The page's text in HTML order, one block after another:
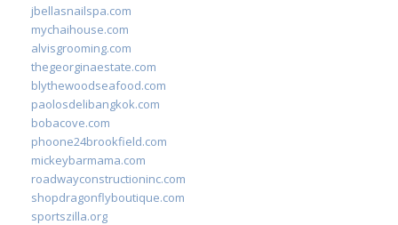
jbellasnailspa.com
mychaihouse.com
alvisgrooming.com
thegeorginaestate.com
blythewoodseafood.com
paolosdelibangkok.com
bobacove.com
phoone24brookfield.com
mickeybarmama.com
roadwayconstructioninc.com
shopdragonflyboutique.com
sportszilla.org